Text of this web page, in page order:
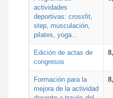
actividades
deportivas: crossfit,
step, musculación,
pilates, yoga...
Edición de actas de
congresos
Formación para la
mejora de la actividad